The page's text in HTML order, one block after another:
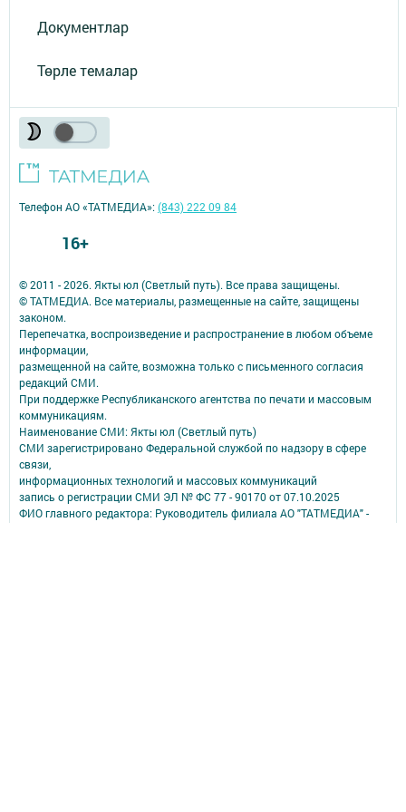
Документлар
Төрле темалар
© 2011 - 2026. Якты юл (Светлый путь). Все права защищены.
© ТАТМЕДИА. Все материалы, размещенные на сайте, защищены
законом.
Перепечатка, воспроизведение и распространение в любом объеме
информации,
размещенной на сайте, возможна только с письменного согласия
редакций СМИ.
При поддержке Республиканского агентства по печати и массовым
коммуникациям.
Наименование СМИ: Якты юл (Светлый путь)
СМИ зарегистрировано Федеральной службой по надзору в сфере
связи,
информационных технологий и массовых коммуникаций
запись о регистрации СМИ ЭЛ № ФС 77 - 90170 от 07.10.2025
ФИО главного редактора: Руководитель филиала АО "ТАТМЕДИА" -
Телефон АО «ТАТМЕДИА»:(843) 222 09 84
16+